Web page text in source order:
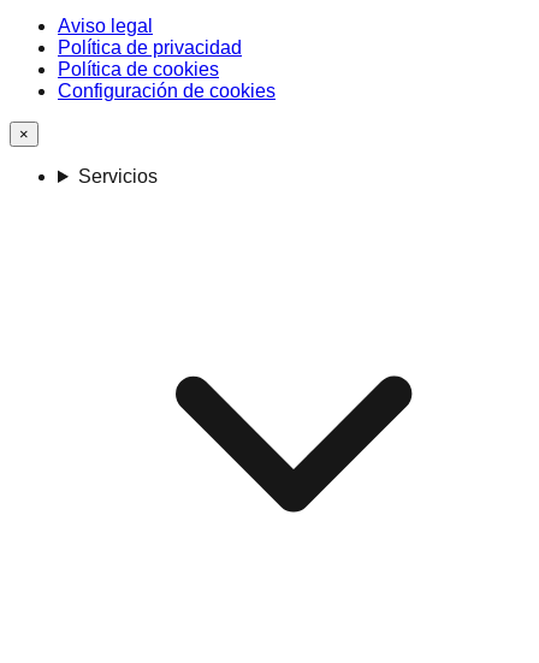
Aviso legal
Política de privacidad
Política de cookies
Configuración de cookies
×
Servicios